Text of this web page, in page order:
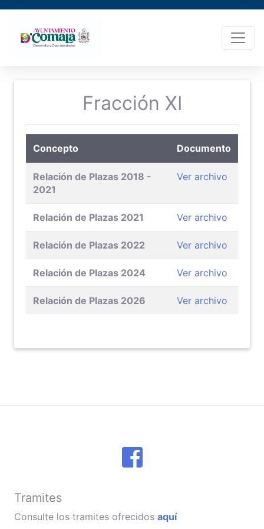
Fracción XI
Concepto Documento
Relación de Plazas 2018 -
2021
Ver archivo
Relación de Plazas 2021 Ver archivo
Relación de Plazas 2022 Ver archivo
Relación de Plazas 2024 Ver archivo
Relación de Plazas 2026 Ver archivo
Tramites
Consulte los tramites ofrecidos aquí